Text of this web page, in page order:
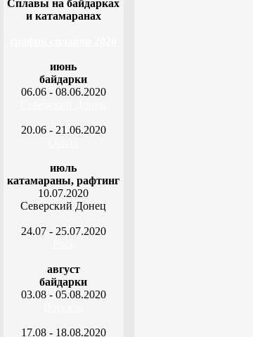
Сплавы на байдарках
и катамаранах
июнь
байдарки
06.06 - 08.06.2020
20.06 - 21.06.2020
июль
катамараны, рафтинг
10.07.2020
Северский Донец
24.07 - 25.07.2020
август
байдарки
03.08 - 05.08.2020
17.08 - 18.08.2020